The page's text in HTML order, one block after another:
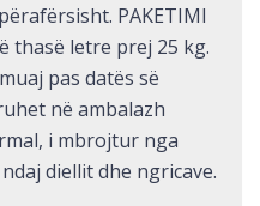
PAKETIMI
thasë letre prej 25 kg.
pas datës së
në ambalazh
i mbrojtur nga
diellit dhe ngricave.